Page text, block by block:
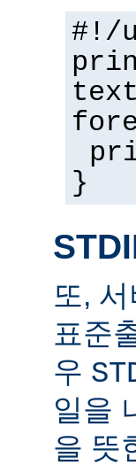
#!/
}
또,
표준
우
일을
을 뜻